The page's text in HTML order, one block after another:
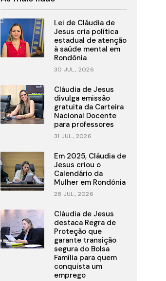
Lei de Cláudia de
Jesus cria política
estadual de atenção
à saúde mental em
Rondônia
30 JUL., 2026
Cláudia de Jesus
divulga emissão
gratuita da Carteira
Nacional Docente
para professores
31 JUL., 2026
Em 2025, Cláudia de
Jesus criou o
Calendário da
Mulher em Rondônia
28 JUL., 2026
Cláudia de Jesus
destaca Regra de
Proteção que
garante transição
segura do Bolsa
Família para quem
conquista um
emprego